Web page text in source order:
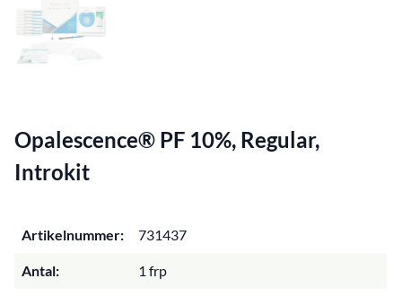
Opalescence® PF 10%, Regular,
Introkit
Artikelnummer: 731437
Antal: 1 frp